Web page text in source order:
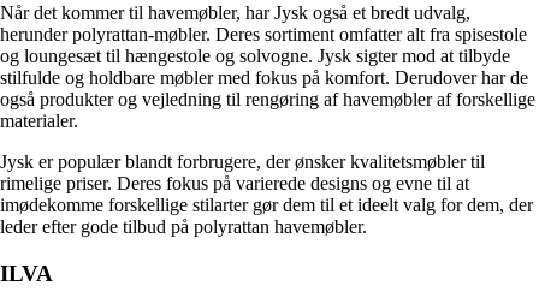
Når det kommer til havemøbler, har Jysk også et bredt udvalg,
herunder polyrattan-møbler. Deres sortiment omfatter alt fra spisestole
og loungesæt til hængestole og solvogne. Jysk sigter mod at tilbyde
stilfulde og holdbare møbler med fokus på komfort. Derudover har de
også produkter og vejledning til rengøring af havemøbler af forskellige
materialer.
Jysk er populær blandt forbrugere, der ønsker kvalitetsmøbler til
rimelige priser. Deres fokus på varierede designs og evne til at
imødekomme forskellige stilarter gør dem til et ideelt valg for dem, der
leder efter gode tilbud på polyrattan havemøbler.
ILVA